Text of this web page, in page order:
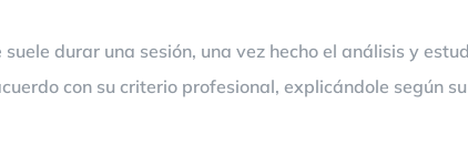
durar una sesión, una vez hecho el análisis y
con su criterio profesional, explicándole según